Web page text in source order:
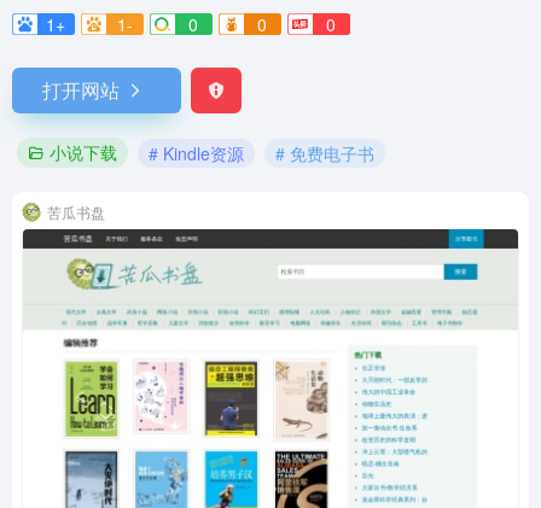
1+
1- 0 0 0
打开网站
小说下载 # Kindle资源 # 免费电子书
苦瓜书盘